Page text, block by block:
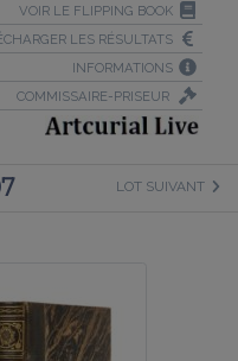
VOIR LE FLIPPING BOOK
LES RÉSULTATS
INFORMATIONS
COMMISSAIRE-PRISEUR
LOT SUIVANT